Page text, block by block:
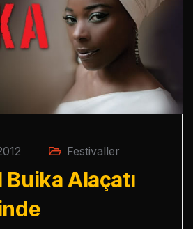
Festivaller
Alaçatı